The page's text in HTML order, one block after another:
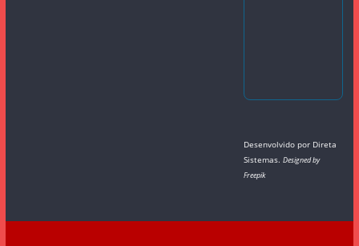
Desenvolvido por Direta
Sistemas.Designed by
Freepik